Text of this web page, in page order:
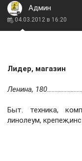
Админ
04.03.2012 в 16:20
Лидер, магазин
Ленина, 180
Быт. техника,
линолеум,